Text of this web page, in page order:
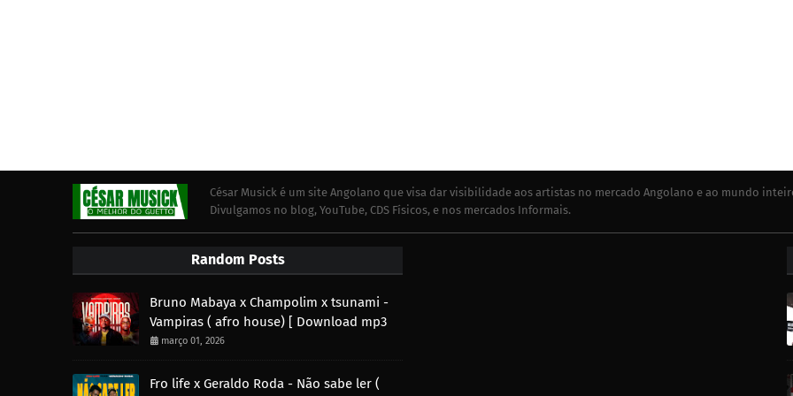
César Musick é um site Angolano que visa dar visibilidade aos artistas no mercado Angolano e ao mundo
Divulgamos no blog, YouTube, CDS Físicos, e nos mercados Informais.
Random Posts
Bruno Mabaya x Champolim x tsunami -
Vampiras ( afro house) [ Download mp3
março 01, 2026
Fro life x Geraldo Roda - Não sabe ler (